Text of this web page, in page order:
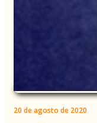
20 de agosto de 2020